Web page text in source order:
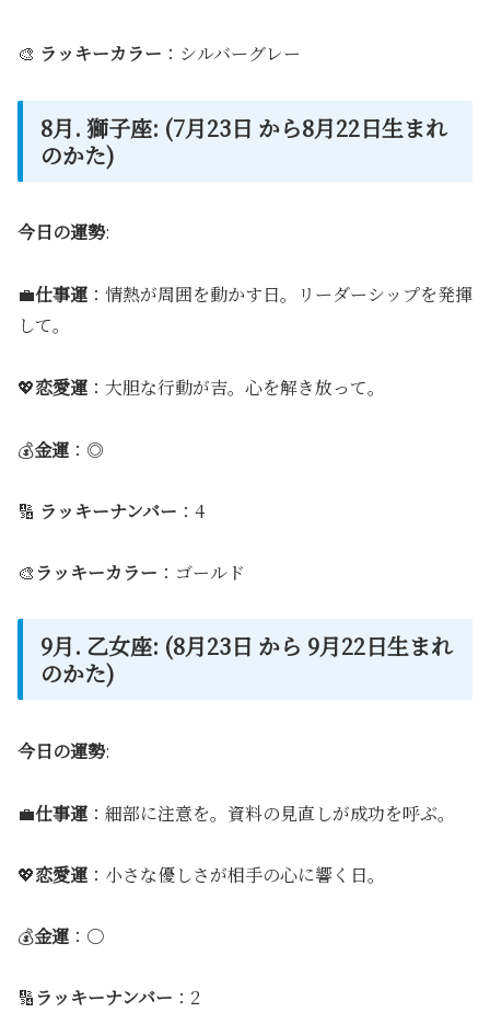
🎨 ラッキーカラー ：シルバーグレー
8月. 獅子座: (7月23日 から8月22日生まれ
のかた)
今日の運勢:
💼仕事運 ：情熱が周囲を動かす日。リーダーシップを発揮
して。
💖恋愛運 ：大胆な行動が吉。心を解き放って。
💰金運 ：◎
🔢 ラッキーナンバー ：4
🎨 ラッキーカラー ：ゴールド
9月. 乙女座: (8月23日 から 9月22日生まれ
のかた)
今日の運勢:
💼仕事運 ：細部に注意を。資料の見直しが成功を呼ぶ。
💖恋愛運 ：小さな優しさが相手の心に響く日。
💰金運 ：〇
🔢 ラッキーナンバー ：2